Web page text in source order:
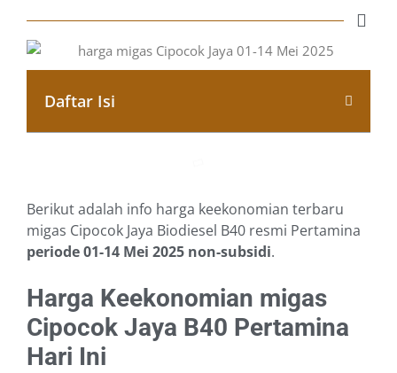
Daftar Isi
Berikut adalah info harga keekonomian terbaru
migas Cipocok Jaya Biodiesel B40 resmi Pertamina
periode 01-14 Mei 2025 non-subsidi.
Harga Keekonomian migas
Cipocok Jaya B40 Pertamina
Hari Ini